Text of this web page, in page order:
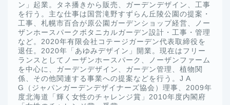
ン」起業。タネ播きから販売、ガーデンデザイン、工事
を行う。主な仕事は国営滝野すずらん丘陵公園の提案・
工事、札幌市百合が原公園ガーデンショップ経営、ノー
ザンホースパークボタニカルガーデン設計・工事・管理
など。2020年有限会社コテージガーデン代表取締役を
退任。2020年「あゆみデザイン」開業。現在はフリー
ランスとしてノーザンホースパーク、ノーザンファーム
を中心に、ガーデンデザイン、ガーデン管理、植物関
係、その他関連する事業への提案などを行う。J A
G（ジャパンガーデンデザイナーズ協会）理事、2009年
度北海道「輝く女性のチャレンジ賞」2010年度内閣府